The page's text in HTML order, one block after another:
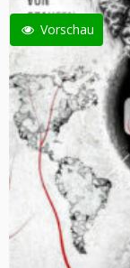
Vorschau